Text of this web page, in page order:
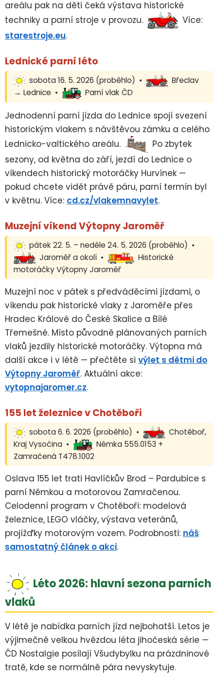
areálu pak na děti čeká výstava historické
techniky a parní stroje v provozu.
Více:
starestroje.eu.
Lednické parní léto
sobota 16. 5. 2026 (proběhlo) •
Břeclav
→ Lednice •
Parní vlak ČD
Jednodenní parní jízda do Lednice spojí svezení
historickým vlakem s návštěvou zámku a celého
Lednicko-valtického areálu.
Po zbytek
sezony, od května do září, jezdí do Lednice o
víkendech historický motoráčky Hurvínek —
pokud chcete vidět právě páru, parní termín byl
v květnu. Více: cd.cz/vlakemnavylet.
Muzejní víkend Výtopny Jaroměř
pátek 22. 5. – neděle 24. 5. 2026 (proběhlo) •
Jaroměř a okolí •
Historické
motoráčky Výtopny Jaroměř
Muzejní noc v pátek s předváděcími jízdami, o
víkendu pak historické vlaky z Jaroměře přes
Hradec Králové do České Skalice a Bílé
Třemešné. Místo původně plánovaných parních
vlaků jezdily historické motoráčky. Výtopna má
další akce i v létě — přečtěte si výlet s dětmi do
Výtopny Jaroměř. Aktuální akce:
vytopnajaromer.cz.
155 let železnice v Chotěboři
sobota 6. 6. 2026 (proběhlo) •
Chotěboř,
Kraj Vysočina •
Němka 555.0153 +
Zamračená T478.1002
Oslava 155 let trati Havlíčkův Brod – Pardubice s
parní Němkou a motorovou Zamračenou.
Celodenní program v Chotěboři: modelová
železnice, LEGO vláčky, výstava veteránů,
projížďky motorovým vozem. Podrobnosti: náš
samostatný článek o akci.
Léto 2026: hlavní sezona parních
vlaků
V létě je nabídka parních jízd nejbohatší. Letos je
výjimečně velkou hvězdou léta jihočeská série —
ČD Nostalgie posílají Všudybylku na prázdninové
tratě, kde se normálně pára nevyskytuje.